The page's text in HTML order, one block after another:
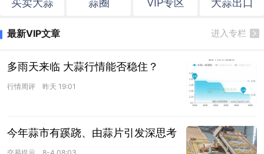
进入专栏
最新VIP文章
多雨天来临 大蒜行情能否稳住？
行情周评 昨天 19:01
今年蒜市有蹊跷、由蒜片引发深思考